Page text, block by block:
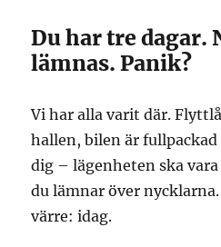
Du har tre dagar.
lämnas. Panik?
Vi har alla varit där.
hallen, bilen är
dig – lägenheten ska
du lämnar över
värre: idag.